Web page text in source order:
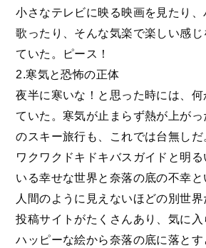
小さなテレビに映る映画を見たり
歌ったり、そんな気楽で楽しい感
ていた。ピース！
2.寒気と恐怖の正体
夜半に寒いな！と思った時には、
ていた。寒気が止まらず熱が上がっ
のスキー旅行も、これでは台無しだ
ワクワクドキドキバスガイドと明
いる幸せな世界と奈落の底の不幸
人間のように見えないほどの別世
投稿サイトがたくさんあり、気に
ハッピーな絵から奈落の底に落と